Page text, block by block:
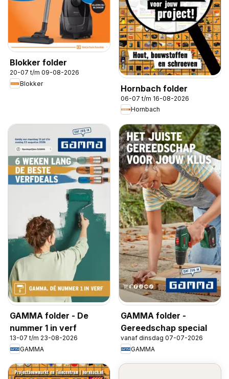
Blokker folder
20-07 t/m 09-08-2026
Blokker
Hornbach folder
06-07 t/m 16-08-2026
Hornbach
GAMMA folder - De
nummer 1 in verf
13-07 t/m 23-08-2026
GAMMA
GAMMA folder -
Gereedschap special
vanaf dinsdag 07-07-2026
GAMMA